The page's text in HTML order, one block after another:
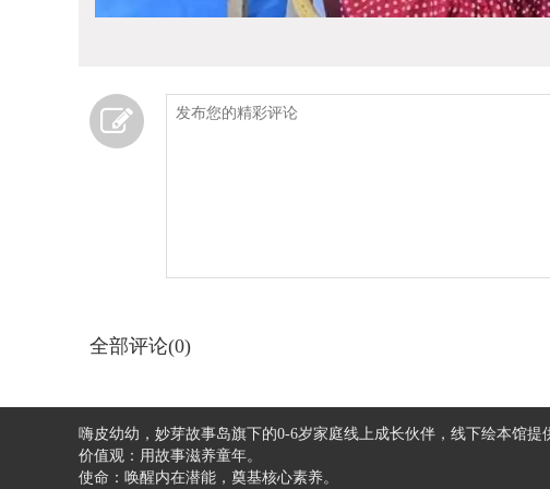
全部评论(0)
嗨皮幼幼，妙芽故事岛旗下的0-6岁家庭线上成长伙伴，线下绘本馆提
价值观：用故事滋养童年。
使命：唤醒内在潜能，奠基核心素养。